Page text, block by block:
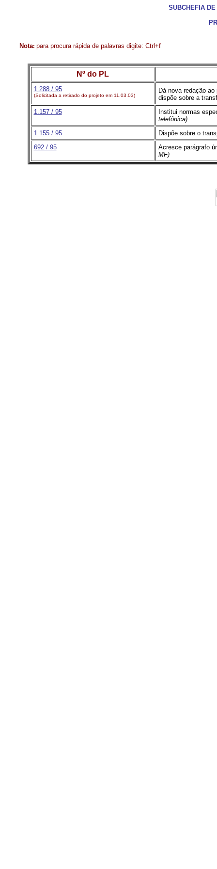
SUBCHEFIA
Nota: para procura rápida de palavras digite: Ctrl+f
Nº do PL
1.288 / 95
(Solicitada a retirado do projeto em 11.03.03)
Dá nova redação
dispõe sobre a
1.157 / 95
Institui normas
telefônica)
1.155 / 95
Dispõe sobre o
692 / 95
Acresce parágrafo
MF)